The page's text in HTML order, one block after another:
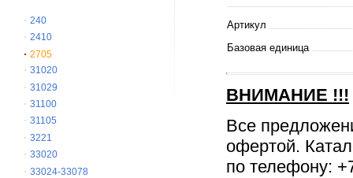
240
2410
2705
31020
31029
31100
31105
3221
33020
33024-33078
Артикул
Базовая единица
ВНИМАНИЕ !!!
Все
офертой.
по телефону: